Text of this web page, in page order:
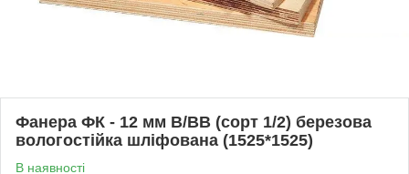
Фанера ФК - 12 мм В/ВВ (сорт 1/2) березова
вологостійка шліфована (1525*1525)
В наявності